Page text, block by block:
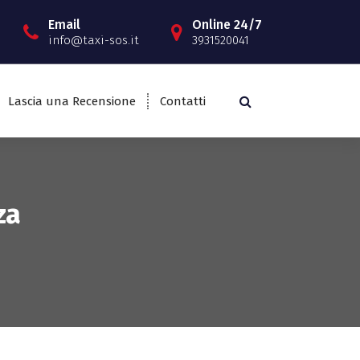
Email
info@taxi-sos.it
Online 24/7
3931520041
Lascia una Recensione Contatti